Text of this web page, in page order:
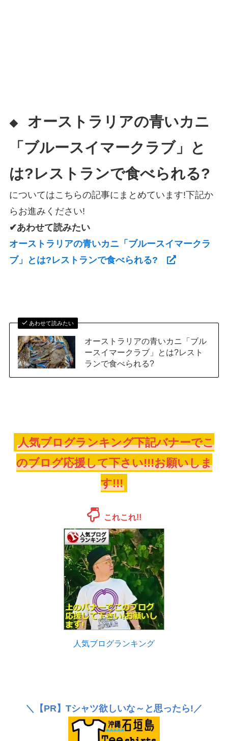
◆ オーストラリアの青いカニ
「ブルースイマークラブ」と
は?レストランで食べられる?
についてはこちらの記事にまとめています!下記か
らお進みください!
✔あわせて読みたい
オーストラリアの青いカニ「ブルースイマークラ
ブ」とは?レストランで食べられる?
あわせて読みたい
オーストラリアの青いカニ「ブル
ースイマークラブ」とは?レスト
ランで食べられる?
人気ブログランキング下記バナーでこ
のブログ応援して下さい!!!お願いしま
す!!!
これこれ!!
人気ブログランキング
＼ 【PR】 Tシャツ欲しいな～と思ったら!／